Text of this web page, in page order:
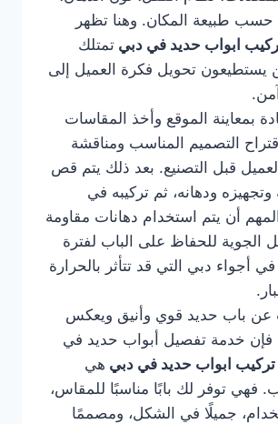
حسب طبيعة المكان. وهنا تظهر
ابواب حديد في دبي تمتلك
يستطيعون تحويل فكرة العميل إلى
بمعاينة الموقع وأخذ المقاسات
التصميم المناسب ومناقشة
قبل التصنيع. بعد ذلك يتم قص
وتجهيزه ودهانه، ثم تركيبه في
أن يتم استخدام دهانات مقاومة
الجوية للحفاظ على الباب لفترة
أجواء دبي التي قد تتأثر بالحرارة
عن باب حديد قوي وأنيق ويعكس
فإن خدمة تفصيل أبواب حديد في
تركيب ابواب حديد في دبي هي
فهي توفر لك بابًا مناسبًا للمقاس،
جميلًا في الشكل، ومصممًا